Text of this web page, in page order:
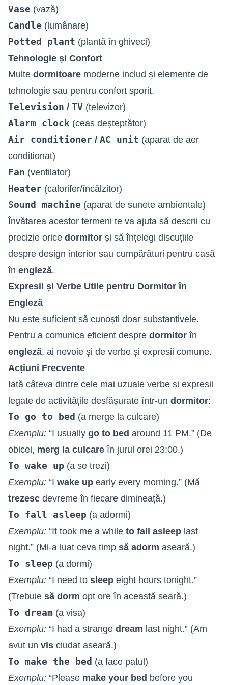
Vase (vază)
Candle (lumânare)
Potted plant (plantă în ghiveci)
Tehnologie și Confort
Multe dormitoare moderne includ și elemente de
tehnologie sau pentru confort sporit.
Television / TV (televizor)
Alarm clock (ceas deșteptător)
Air conditioner / AC unit (aparat de aer
condiționat)
Fan (ventilator)
Heater (calorifer/încălzitor)
Sound machine (aparat de sunete ambientale)
Învățarea acestor termeni te va ajuta să descrii cu
precizie orice dormitor și să înțelegi discuțiile
despre design interior sau cumpărături pentru casă
în engleză.
Expresii și Verbe Utile pentru Dormitor în
Engleză
Nu este suficient să cunoști doar substantivele.
Pentru a comunica eficient despre dormitor în
engleză, ai nevoie și de verbe și expresii comune.
Acțiuni Frecvente
Iată câteva dintre cele mai uzuale verbe și expresii
legate de activitățile desfășurate într-un dormitor:
To go to bed (a merge la culcare)
Exemplu: “I usually go to bed around 11 PM.” (De
obicei, merg la culcare în jurul orei 23:00.)
To wake up (a se trezi)
Exemplu: “I wake up early every morning.” (Mă
trezesc devreme în fiecare dimineață.)
To fall asleep (a adormi)
Exemplu: “It took me a while to fall asleep last
night.” (Mi-a luat ceva timp să adorm aseară.)
To sleep (a dormi)
Exemplu: “I need to sleep eight hours tonight.”
(Trebuie să dorm opt ore în această seară.)
To dream (a visa)
Exemplu: “I had a strange dream last night.” (Am
avut un vis ciudat aseară.)
To make the bed (a face patul)
Exemplu: “Please make your bed before you